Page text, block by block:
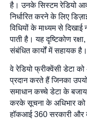
है। उनके सिस्टम रेडियो
निर्धारित करने के लिए
विधियों के माध्यम से दिखाई
पाती है। यह दृष्टिकोण
संबंधित कार्यों में सहायक है।
वे रेडियो फ्रीक्वेंसी डेटा
प्रदान करते हैं जिनका
समाधान कच्चे डेटा के बजाय
करके सूचना के अधिभार को
हॉकआई 360 सरकारी और